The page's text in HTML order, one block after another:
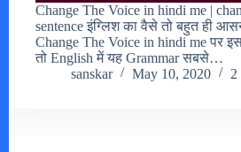
Change The Voice in hindi me |
sentence इंग्लिश का वैसे तो बहुत ही
Change The Voice in hindi me पर
तो English में यह Grammar सबसे…
sanskar
May 10, 2020 2